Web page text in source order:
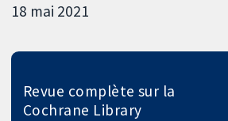
18 mai 2021
Revue complète sur la
Cochrane Library